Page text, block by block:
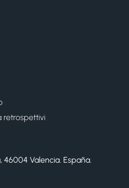
retrospettivi
46004 Valencia. España.